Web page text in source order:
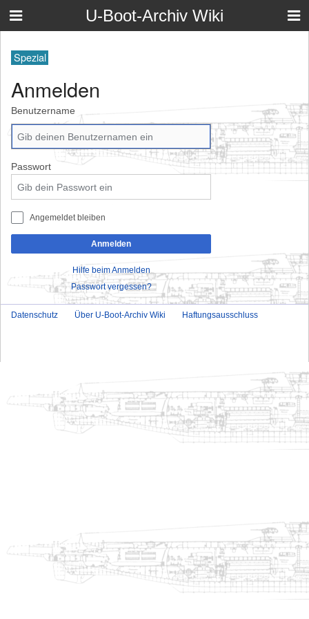
U-Boot-Archiv Wiki
Spezial
Anmelden
Benutzername
Passwort
Angemeldet bleiben
Anmelden
Hilfe beim Anmelden
Passwort vergessen?
Datenschutz Über U-Boot-Archiv Wiki Haftungsausschluss